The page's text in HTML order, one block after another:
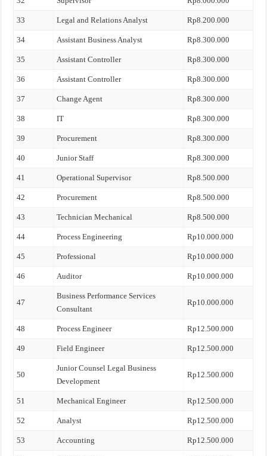
33 Legal and Relations Analyst Rp8.200.000
34 Assistant Business Analyst Rp8.300.000
35 Assistant Controller Rp8.300.000
36 Assistant Controller Rp8.300.000
37 Change Agent Rp8.300.000
38 IT Rp8.300.000
39 Procurement Rp8.300.000
40 Junior Staff Rp8.300.000
41 Operational Supervisor Rp8.500.000
42 Procurement Rp8.500.000
43 Technician Mechanical Rp8.500.000
44 Process Engineering Rp10.000.000
45 Professional Rp10.000.000
46 Auditor Rp10.000.000
47
Business Performance Services
Consultant
Rp10.000.000
48 Process Engineer Rp12.500.000
49 Field Engineer Rp12.500.000
50
Junior Counsel Legal Business
Development
Rp12.500.000
51 Mechanical Engineer Rp12.500.000
52 Analyst Rp12.500.000
53 Accounting Rp12.500.000